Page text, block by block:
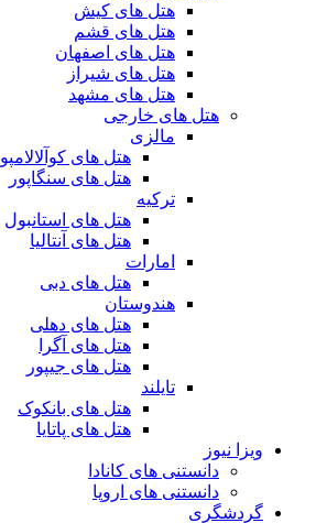
هتل های کیش
هتل های قشم
هتل های اصفهان
هتل های شیراز
هتل های مشهد
هتل های خارجی
مالزی
هتل های کوآلالامپو
هتل های سنگاپور
ترکیه
هتل های استانبول
هتل های آنتالیا
امارات
هتل های دبی
هندوستان
هتل های دهلی
هتل های آگرا
هتل های جیپور
تایلند
هتل های بانکوک
هتل های پاتایا
ویزا نیوز
دانستنی های کانادا
دانستنی های اروپا
گردشگری